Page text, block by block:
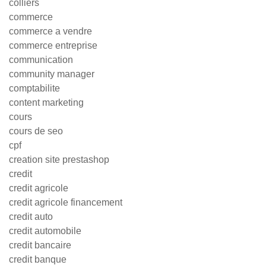
colliers
commerce
commerce a vendre
commerce entreprise
communication
community manager
comptabilite
content marketing
cours
cours de seo
cpf
creation site prestashop
credit
credit agricole
credit agricole financement
credit auto
credit automobile
credit bancaire
credit banque